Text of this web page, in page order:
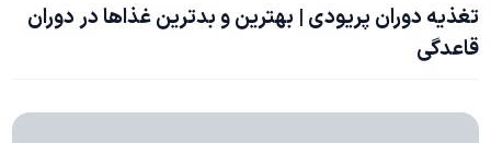
تغذیه دوران پریودی | بهترین و بدترین غذاها در دوران
قاعدگی
سپتامبر
23,